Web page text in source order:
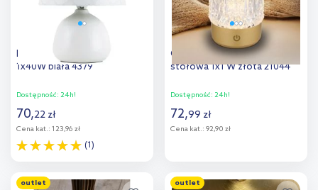
Rabalux Ellie lampa stołowa
1x40W biała 4379
Dostępność: 24h!
70,22 zł
Cena kat.: 123,96 zł
(1)
Globo Lighting Lizzy lampa
stołowa 1x1 W złota 21044
Dostępność: 24h!
72,99 zł
Cena kat.: 92,90 zł
outlet outlet